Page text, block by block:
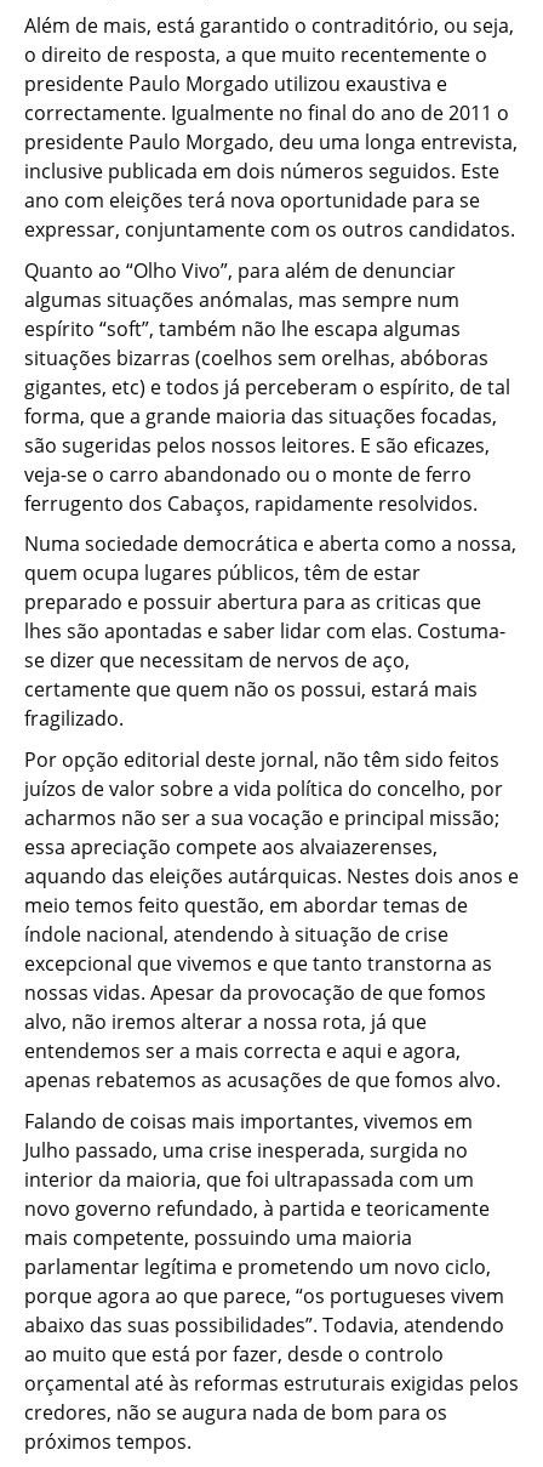
Além de mais, está garantido o contraditório, ou seja,
o direito de resposta, a que muito recentemente o
presidente Paulo Morgado utilizou exaustiva e
correctamente. Igualmente no final do ano de 2011 o
presidente Paulo Morgado, deu uma longa entrevista,
inclusive publicada em dois números seguidos. Este
ano com eleições terá nova oportunidade para se
expressar, conjuntamente com os outros candidatos.
Quanto ao “Olho Vivo”, para além de denunciar
algumas situações anómalas, mas sempre num
espírito “soft”, também não lhe escapa algumas
situações bizarras (coelhos sem orelhas, abóboras
gigantes, etc) e todos já perceberam o espírito, de tal
forma, que a grande maioria das situações focadas,
são sugeridas pelos nossos leitores. E são eficazes,
veja-se o carro abandonado ou o monte de ferro
ferrugento dos Cabaços, rapidamente resolvidos.
Numa sociedade democrática e aberta como a nossa,
quem ocupa lugares públicos, têm de estar
preparado e possuir abertura para as criticas que
lhes são apontadas e saber lidar com elas. Costuma-
se dizer que necessitam de nervos de aço,
certamente que quem não os possui, estará mais
fragilizado.
Por opção editorial deste jornal, não têm sido feitos
juízos de valor sobre a vida política do concelho, por
acharmos não ser a sua vocação e principal missão;
essa apreciação compete aos alvaiazerenses,
aquando das eleições autárquicas. Nestes dois anos e
meio temos feito questão, em abordar temas de
índole nacional, atendendo à situação de crise
excepcional que vivemos e que tanto transtorna as
nossas vidas. Apesar da provocação de que fomos
alvo, não iremos alterar a nossa rota, já que
entendemos ser a mais correcta e aqui e agora,
apenas rebatemos as acusações de que fomos alvo.
Falando de coisas mais importantes, vivemos em
Julho passado, uma crise inesperada, surgida no
interior da maioria, que foi ultrapassada com um
novo governo refundado, à partida e teoricamente
mais competente, possuindo uma maioria
parlamentar legítima e prometendo um novo ciclo,
porque agora ao que parece, “os portugueses vivem
abaixo das suas possibilidades”. Todavia, atendendo
ao muito que está por fazer, desde o controlo
orçamental até às reformas estruturais exigidas pelos
credores, não se augura nada de bom para os
próximos tempos.